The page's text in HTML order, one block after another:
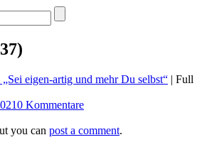
eigen-artig und mehr Du selbst“ | Full
0 Kommentare
you can post a comment.